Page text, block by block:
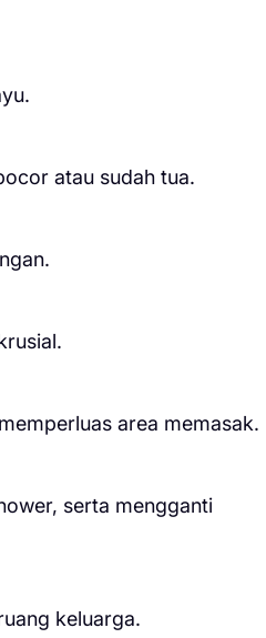
atau sudah tua.
area memasak.
serta mengganti
keluarga.